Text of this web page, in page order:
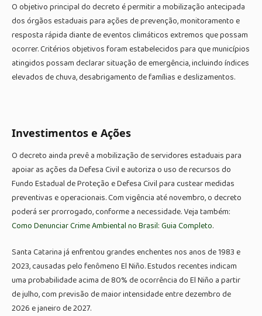
O objetivo principal do decreto é permitir a mobilização antecipada
dos órgãos estaduais para ações de prevenção, monitoramento e
resposta rápida diante de eventos climáticos extremos que possam
ocorrer. Critérios objetivos foram estabelecidos para que municípios
atingidos possam declarar situação de emergência, incluindo índices
elevados de chuva, desabrigamento de famílias e deslizamentos.
Investimentos e Ações
O decreto ainda prevê a mobilização de servidores estaduais para
apoiar as ações da Defesa Civil e autoriza o uso de recursos do
Fundo Estadual de Proteção e Defesa Civil para custear medidas
preventivas e operacionais. Com vigência até novembro, o decreto
poderá ser prorrogado, conforme a necessidade. Veja também:
Como Denunciar Crime Ambiental no Brasil: Guia Completo.
Santa Catarina já enfrentou grandes enchentes nos anos de 1983 e
2023, causadas pelo fenômeno El Niño. Estudos recentes indicam
uma probabilidade acima de 80% de ocorrência do El Niño a partir
de julho, com previsão de maior intensidade entre dezembro de
2026 e janeiro de 2027.